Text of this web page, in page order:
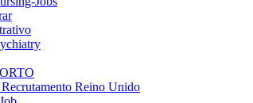
Reino Unido